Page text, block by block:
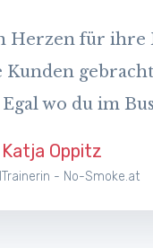
Herzen für
wo du im
Katja Oppitz
- No-Smoke.at